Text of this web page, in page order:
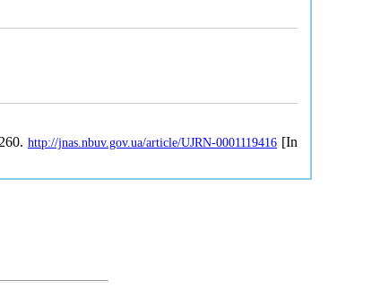
http://jnas.nbuv.gov.ua/article/UJRN-0001119416[In